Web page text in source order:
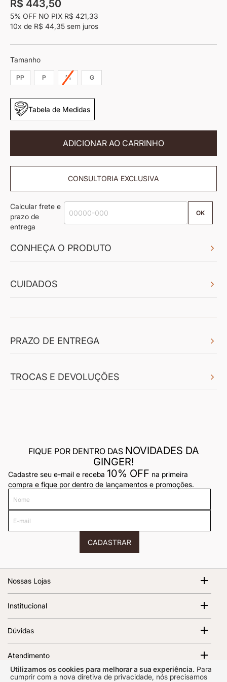
Utilizamos os cookies para melhorar a sua experiência. Para
cumprir com a nova diretiva de privacidade, nós precisamos
R$ 443,50
5% OFF NO PIX R$ 421,33
10x de R$ 44,35 sem juros
Tamanho
PP P M G
Tabela de Medidas
ADICIONAR AO CARRINHO
CONSULTORIA EXCLUSIVA
Calcular frete e
prazo de
entrega
OK
CONHEÇA O PRODUTO
CUIDADOS
PRAZO DE ENTREGA
TROCAS E DEVOLUÇÕES
FIQUE POR DENTRO DAS NOVIDADES DA
GINGER!
Cadastre seu e-mail e receba 10% OFF na primeira
compra e fique por dentro de lançamentos e promoções.
mail
CADASTRAR
Nossas Lojas
Av. Magalhães de Castro, 12000 - Morumbi São Paulo - SP,
05676-120 | 1º Piso
Abrir no Google Maps
Institucional
Política de Privacidade
Regulamento e Promoções
Dúvidas
Como cuidar do seu vinil
Atendimento
Segunda a sexta das 10h00 às 17h00 Prazo de resposta de
Certificados